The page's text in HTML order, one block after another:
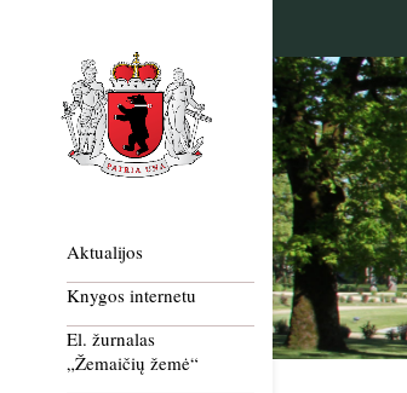
Aktualijos
Knygos internetu
El. žurnalas
„Žemaičių žemė“